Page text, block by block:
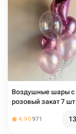
Воздушные шары с
розовый закат 7 шт
4.90971